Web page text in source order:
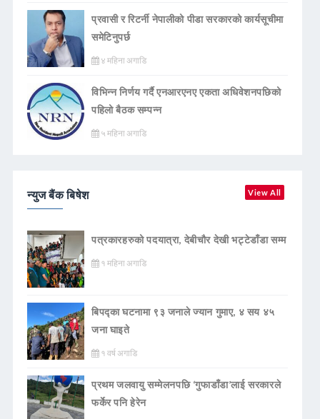
प्रवासी र रिटर्नी नेपालीको पीडा सरकारको कार्यसूचीमा
समेटिनुपर्छ
४ महिना अगाडि
विभिन्न निर्णय गर्दै एनआरएनए एकता अधिवेशनपछिको
पहिलो बैठक सम्पन्न
५ महिना अगाडि
न्युज बैंक बिषेश View All
पत्रकारहरुको पदयात्रा, देबीचौर देखी भट्टेडाँडा सम्म
१ महिना अगाडि
बिपद्का घटनामा ९३ जनाले ज्यान गुमाए, ४ सय ४५
जना घाइते
१ वर्ष अगाडि
प्रथम जलवायु सम्मेलनपछि ‘गुफाडाँडा’लाई सरकारले
फर्केर पनि हेरेन